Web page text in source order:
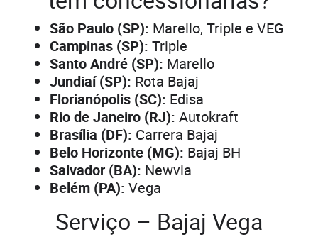
São Paulo (SP): Marello, Triple e VEG
Campinas (SP): Triple
Santo André (SP): Marello
Jundiaí (SP): Rota Bajaj
Florianópolis (SC): Edisa
Rio de Janeiro (RJ): Autokraft
Brasília (DF): Carrera Bajaj
Belo Horizonte (MG): Bajaj BH
Salvador (BA): Newvia
Belém (PA): Vega
Serviço – Bajaj Vega